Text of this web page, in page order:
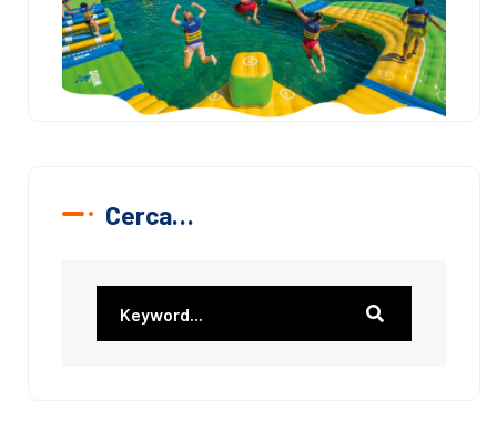
Cerca…